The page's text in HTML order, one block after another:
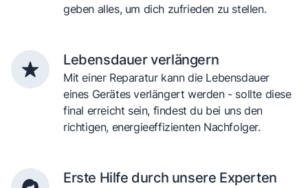
geben alles, um dich zufrieden zu stellen.
Lebensdauer verlängern
Mit einer Reparatur kann die Lebensdauer
eines Gerätes verlängert werden - sollte diese
final erreicht sein, findest du bei uns den
richtigen, energieeffizienten Nachfolger.
Erste Hilfe durch unsere Experten